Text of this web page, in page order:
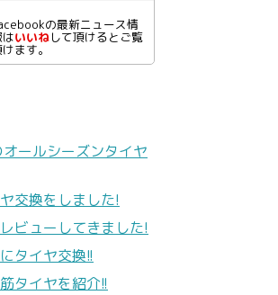
の最新ニュース情
はいいねして頂けるとご覧
ます。
ールシーズンタイヤ
交換をしました!
ビューしてきました!
タイヤ交換!!
タイヤを紹介!!